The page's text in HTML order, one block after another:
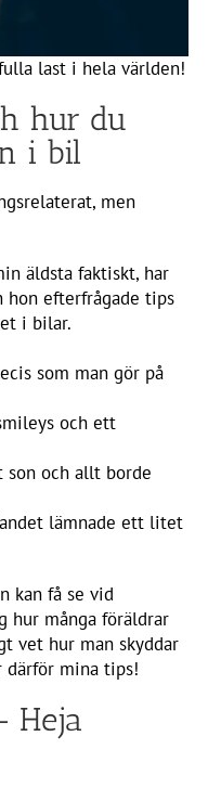
last i hela världen!
hur du
i bil
men
äldsta faktiskt, har
efterfrågade tips
i bilar.
som man gör på
och ett
son och allt borde
lämnade ett litet
kan få se vid
hur många föräldrar
vet hur man skyddar
därför mina tips!
Heja